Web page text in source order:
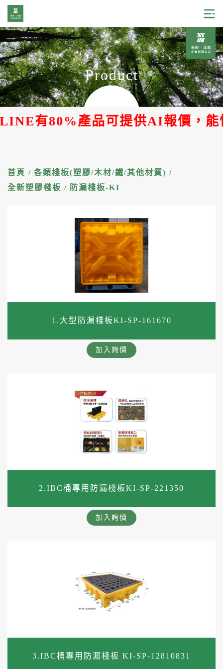
Product
產品可提供AI報價，能快速取得
首頁 / 各類棧板(塑膠/木材/鐵/其他材質) /
全新塑膠棧板 / 防漏棧板-KI
1.大型防漏棧板KI-SP-161670
加入詢價
2.IBC桶專用防漏棧板KI-SP-221350
加入詢價
3.IBC桶專用防漏棧板 KI-SP-12810831